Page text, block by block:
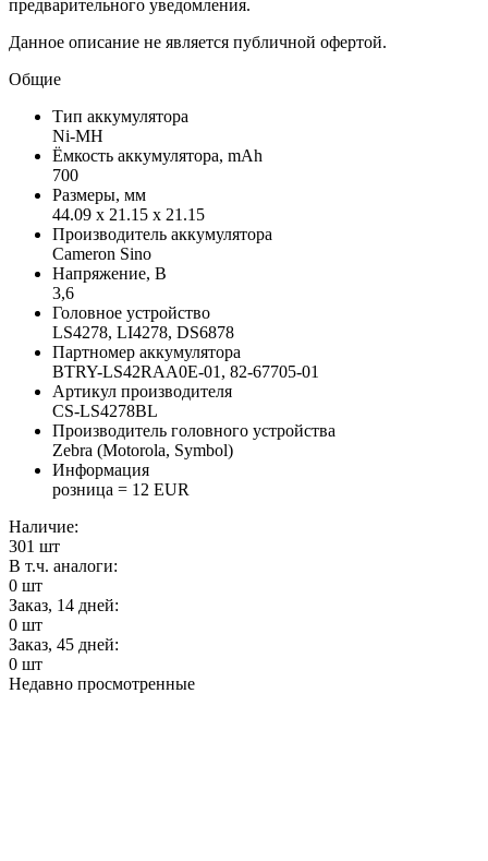
предварительного уведомления.
Данное описание не является публичной офертой.
Общие
Тип аккумулятора
Ni-MH
Ёмкость аккумулятора, mAh
700
Размеры, мм
44.09 x 21.15 x 21.15
Производитель аккумулятора
Cameron Sino
Напряжение, В
3,6
Головное устройство
LS4278, LI4278, DS6878
Партномер аккумулятора
BTRY-LS42RAA0E-01, 82-67705-01
Артикул производителя
CS-LS4278BL
Производитель головного устройства
Zebra (Motorola, Symbol)
Информация
розница = 12 EUR
Наличие:
301 шт
В т.ч. аналоги:
0 шт
Заказ, 14 дней:
0 шт
Заказ, 45 дней:
0 шт
Недавно просмотренные